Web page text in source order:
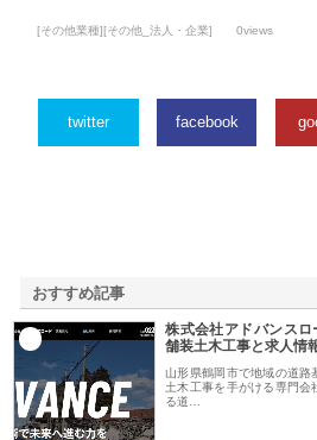
[その他業種][その他_法人・企業] 0views
twitter facebook
おすすめ記事
株式会社アドバンス
舗装土木工事と求人情
山形県鶴岡市で地域の道路
土木工事を手がける専門会
る道…